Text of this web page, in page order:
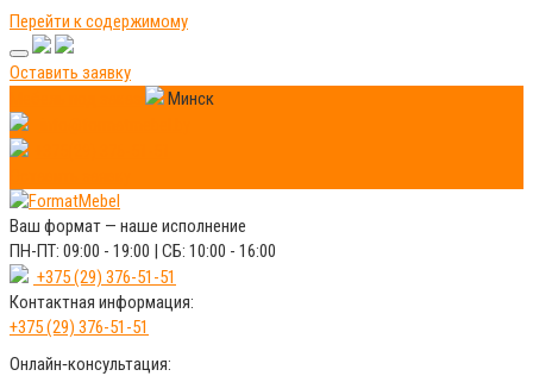
Перейти к содержимому
Оставить заявку
Минск
Ваш формат — наше исполнение
ПН-ПТ: 09:00 - 19:00 | СБ: 10:00 - 16:00
+375 (29) 376-51-51
Контактная информация:
+375 (29) 376-51-51
Онлайн‑консультация: